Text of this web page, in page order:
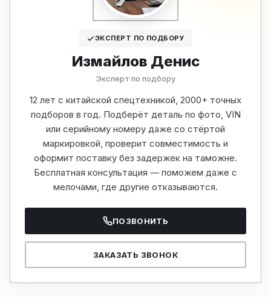
ЭКСПЕРТ ПО ПОДБОРУ
Измайлов Денис
Эксперт по подбору
12 лет с китайской спецтехникой, 2000+ точных
подборов в год. Подберёт деталь по фото, VIN
или серийному номеру даже со стёртой
маркировкой, проверит совместимость и
оформит поставку без задержек на таможне.
Бесплатная консультация — поможем даже с
мелочами, где другие отказываются.
ПОЗВОНИТЬ
ЗАКАЗАТЬ ЗВОНОК